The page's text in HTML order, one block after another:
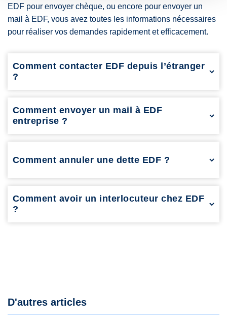
EDF pour envoyer chèque, ou encore pour envoyer un
mail à EDF, vous avez toutes les informations nécessaires
pour réaliser vos demandes rapidement et efficacement.
Comment contacter EDF depuis l’étranger
?
Comment envoyer un mail à EDF
entreprise ?
Comment annuler une dette EDF ?
Comment avoir un interlocuteur chez EDF
?
D'autres articles